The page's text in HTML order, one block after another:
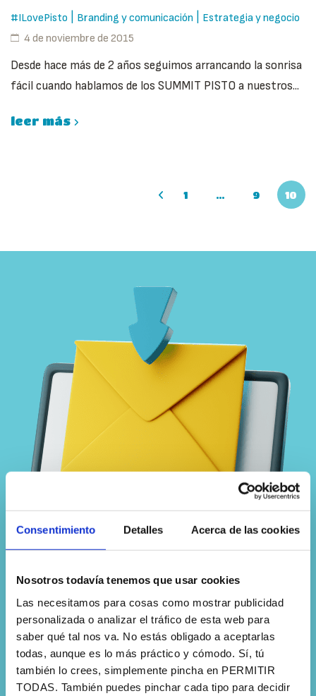
Consentimiento Detalles Acerca de las cookies
Nosotros todavía tenemos que usar cookies
Las necesitamos para cosas como mostrar publicidad
personalizada o analizar el tráfico de esta web para
saber qué tal nos va. No estás obligado a aceptarlas
todas, aunque es lo más práctico y cómodo. Sí, tú
también lo crees, simplemente pincha en PERMITIR
TODAS. También puedes pinchar cada tipo para decidir
#ILovePisto Branding y comunicación
Estrategia y negocio
4 de noviembre de 2015
Desde hace más de 2 años seguimos arrancando la sonrisa
fácil cuando hablamos de los SUMMIT PISTO a nuestros...
leer más
1 … 9 10
Suscríbete a la
newsletter